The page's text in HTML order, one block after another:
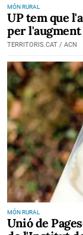
MÓN RURAL
UP tem que
per
TERRITORIS.CAT / ACN
MÓN RURAL
Unió de